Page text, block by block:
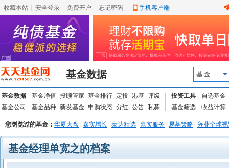
收藏本站 安全登录 免费开户 忘记密码 手机客户端
基金数据 基 金
基金数据 基金净值 投顾管家 基金排行 定投 港基 评级
基金公司
基金品种 新发基金 申购状态 分红 公告 私募
投资工具
自选基金
基金筛选
收益计算
您浏览过的基金： 华夏大盘 嘉实增长 泰达精选 嘉实服务 易基策略 兴业全球
基金经理单宽之的档案